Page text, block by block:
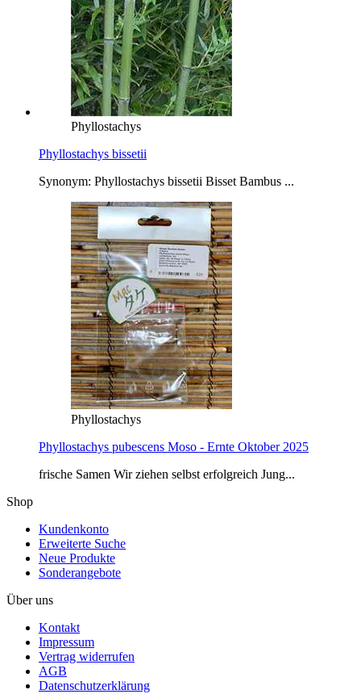
Phyllostachys
Phyllostachys bissetii
Synonym: Phyllostachys bissetii Bisset Bambus ...
Phyllostachys
Phyllostachys pubescens Moso - Ernte Oktober 2025
frische Samen Wir ziehen selbst erfolgreich Jung...
Shop
Kundenkonto
Erweiterte Suche
Neue Produkte
Sonderangebote
Über uns
Kontakt
Impressum
Vertrag widerrufen
AGB
Datenschutzerklärung